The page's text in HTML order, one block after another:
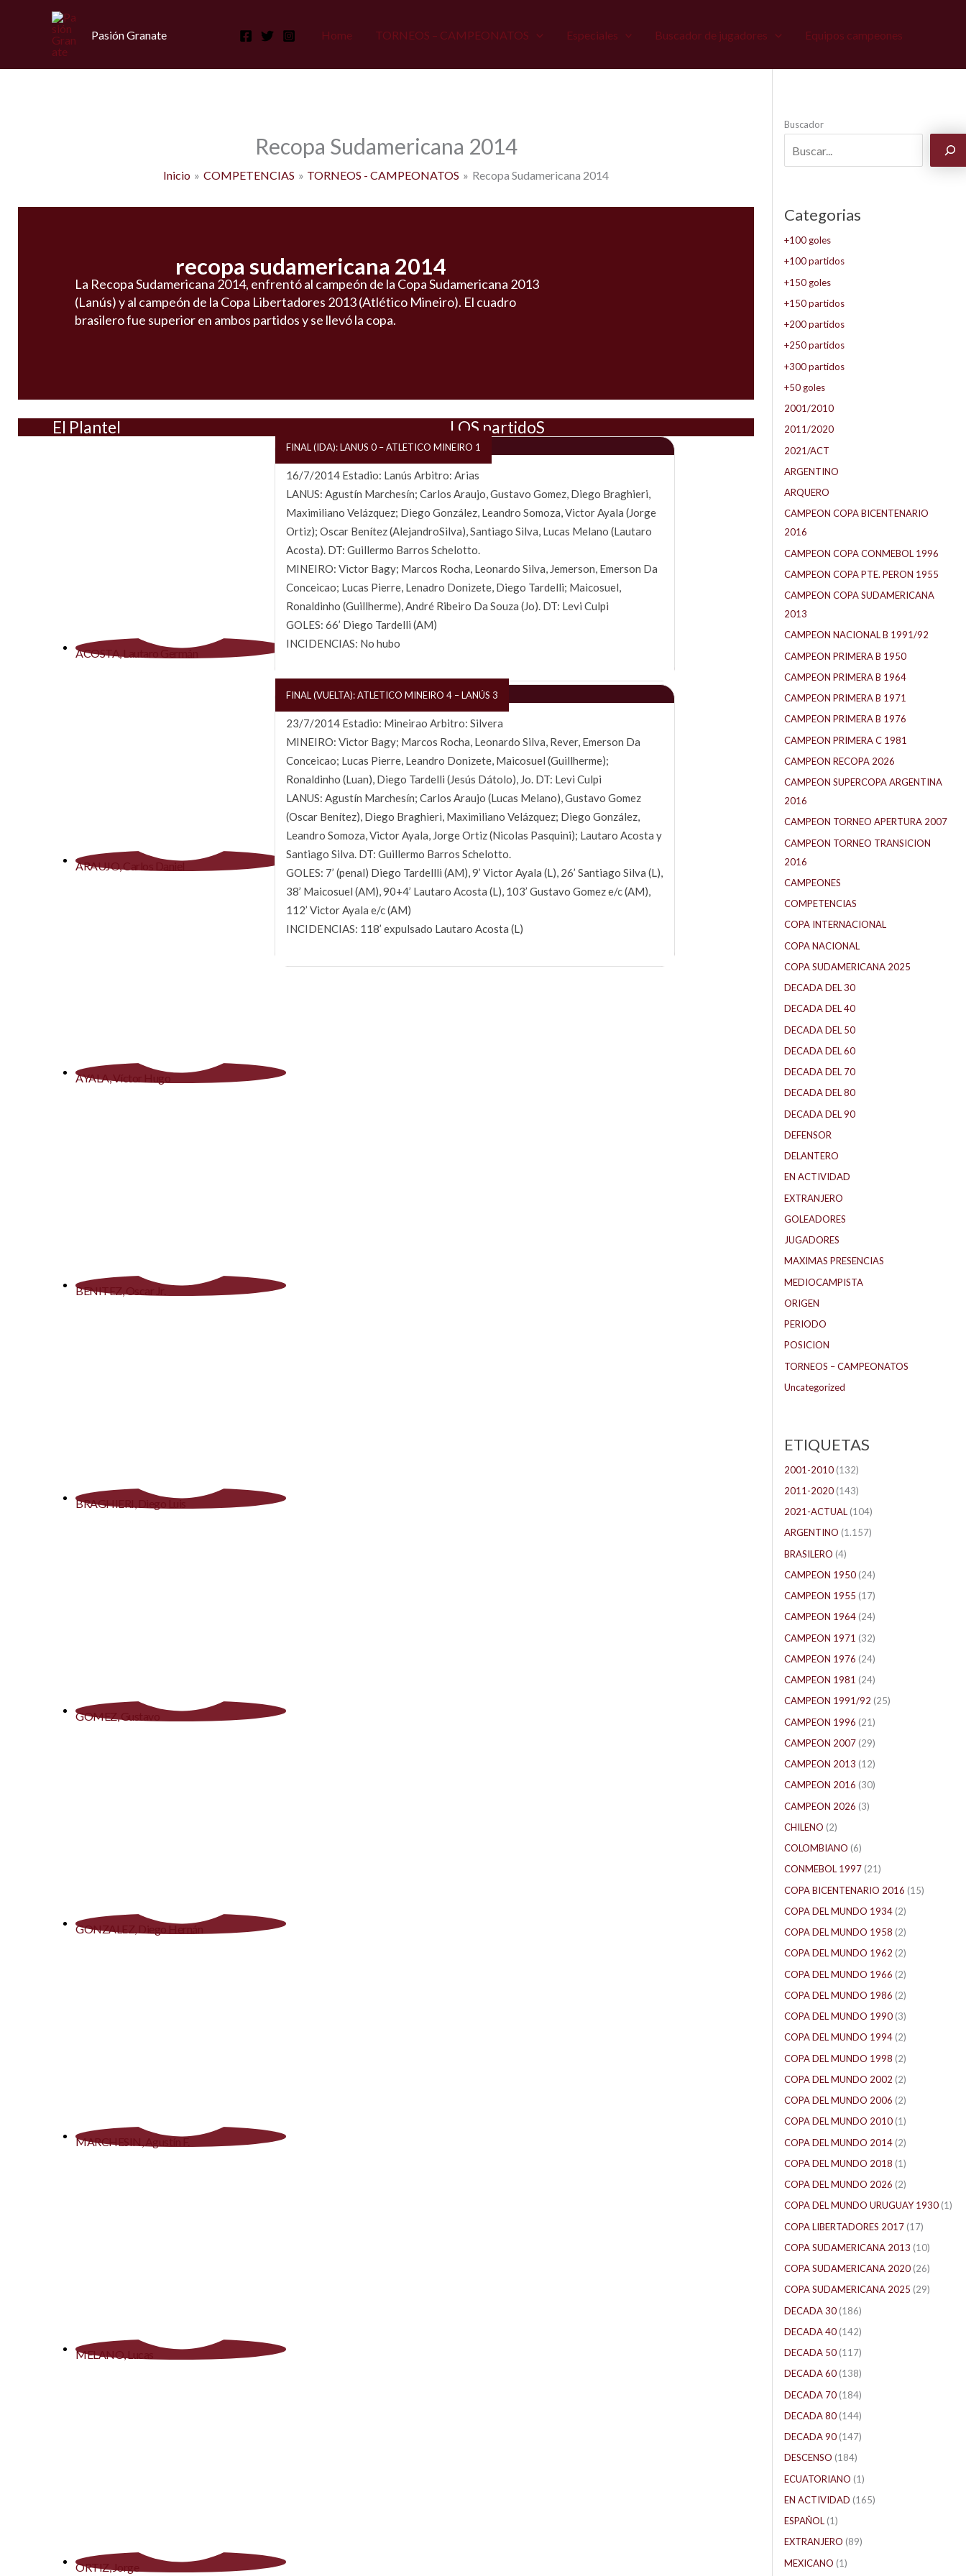
Pasión Granate Home TORNEOS – CAMPEONATOS Especiales Buscador de jugadores Equipos campeones
Recopa Sudamericana 2014
Inicio COMPETENCIAS TORNEOS - CAMPEONATOS Recopa Sudamericana 2014
recopa sudamericana 2014
La Recopa Sudamericana 2014, enfrentó al campeón de la Copa Sudamericana 2013
(Lanús) y al campeón de la Copa Libertadores 2013 (Atlético Mineiro). El cuadro
brasilero fue superior en ambos partidos y se llevó la copa.
El Plantel LOS partidoS
ACOSTA, Lautaro Germán
ARAUJO, Carlos Daniel
AYALA, Víctor Hugo
BENITEZ, Oscar Jr.
BRAGHIERI, Diego Luis
GOMEZ, Gustavo
GONZALEZ, Diego Hernán
MARCHESIN, Agustín F.
MELANO, Lucas
ORTIZ, Jorge
FINAL (IDA): LANUS 0 – ATLETICO MINEIRO 1
16/7/2014 Estadio: Lanús Arbitro: Arias
LANUS: Agustín Marchesín; Carlos Araujo, Gustavo Gomez, Diego Braghieri,
Maximiliano Velázquez; Diego González, Leandro Somoza, Victor Ayala (Jorge
Ortiz); Oscar Benítez (AlejandroSilva), Santiago Silva, Lucas Melano (Lautaro
Acosta). DT: Guillermo Barros Schelotto.
MINEIRO: Victor Bagy; Marcos Rocha, Leonardo Silva, Jemerson, Emerson Da
Conceicao; Lucas Pierre, Lenadro Donizete, Diego Tardelli; Maicosuel,
Ronaldinho (Guillherme), André Ribeiro Da Souza (Jo). DT: Levi Culpi
GOLES: 66’ Diego Tardelli (AM)
INCIDENCIAS: No hubo
FINAL (VUELTA): ATLETICO MINEIRO 4 – LANÚS 3
23/7/2014 Estadio: Mineirao Arbitro: Silvera
MINEIRO: Victor Bagy; Marcos Rocha, Leonardo Silva, Rever, Emerson Da
Conceicao; Lucas Pierre, Leandro Donizete, Maicosuel (Guillherme);
Ronaldinho (Luan), Diego Tardelli (Jesús Dátolo), Jo. DT: Levi Culpi
LANUS: Agustín Marchesín; Carlos Araujo (Lucas Melano), Gustavo Gomez
(Oscar Benítez), Diego Braghieri, Maximiliano Velázquez; Diego González,
Leandro Somoza, Victor Ayala, Jorge Ortiz (Nicolas Pasquini); Lautaro Acosta y
Santiago Silva. DT: Guillermo Barros Schelotto.
GOLES: 7’ (penal) Diego Tardellli (AM), 9’ Victor Ayala (L), 26’ Santiago Silva (L),
38’ Maicosuel (AM), 90+4’ Lautaro Acosta (L), 103’ Gustavo Gomez e/c (AM),
112’ Victor Ayala e/c (AM)
INCIDENCIAS: 118’ expulsado Lautaro Acosta (L)
Buscador
Categorias
+100 goles
+100 partidos
+150 goles
+150 partidos
+200 partidos
+250 partidos
+300 partidos
+50 goles
2001/2010
2011/2020
2021/ACT
ARGENTINO
ARQUERO
CAMPEON COPA BICENTENARIO
2016
CAMPEON COPA CONMEBOL 1996
CAMPEON COPA PTE. PERON 1955
CAMPEON COPA SUDAMERICANA
2013
CAMPEON NACIONAL B 1991/92
CAMPEON PRIMERA B 1950
CAMPEON PRIMERA B 1964
CAMPEON PRIMERA B 1971
CAMPEON PRIMERA B 1976
CAMPEON PRIMERA C 1981
CAMPEON RECOPA 2026
CAMPEON SUPERCOPA ARGENTINA
2016
CAMPEON TORNEO APERTURA 2007
CAMPEON TORNEO TRANSICION
2016
CAMPEONES
COMPETENCIAS
COPA INTERNACIONAL
COPA NACIONAL
COPA SUDAMERICANA 2025
DECADA DEL 30
DECADA DEL 40
DECADA DEL 50
DECADA DEL 60
DECADA DEL 70
DECADA DEL 80
DECADA DEL 90
DEFENSOR
DELANTERO
EN ACTIVIDAD
EXTRANJERO
GOLEADORES
JUGADORES
MAXIMAS PRESENCIAS
MEDIOCAMPISTA
ORIGEN
PERIODO
POSICION
TORNEOS – CAMPEONATOS
Uncategorized
ETIQUETAS
2001-2010 (132)
2011-2020 (143)
2021-ACTUAL (104)
ARGENTINO (1.157)
BRASILERO (4)
CAMPEON 1950 (24)
CAMPEON 1955 (17)
CAMPEON 1964 (24)
CAMPEON 1971 (32)
CAMPEON 1976 (24)
CAMPEON 1981 (24)
CAMPEON 1991/92 (25)
CAMPEON 1996 (21)
CAMPEON 2007 (29)
CAMPEON 2013 (12)
CAMPEON 2016 (30)
CAMPEON 2026 (3)
CHILENO (2)
COLOMBIANO (6)
CONMEBOL 1997 (21)
COPA BICENTENARIO 2016 (15)
COPA DEL MUNDO 1934 (2)
COPA DEL MUNDO 1958 (2)
COPA DEL MUNDO 1962 (2)
COPA DEL MUNDO 1966 (2)
COPA DEL MUNDO 1986 (2)
COPA DEL MUNDO 1990 (3)
COPA DEL MUNDO 1994 (2)
COPA DEL MUNDO 1998 (2)
COPA DEL MUNDO 2002 (2)
COPA DEL MUNDO 2006 (2)
COPA DEL MUNDO 2010 (1)
COPA DEL MUNDO 2014 (2)
COPA DEL MUNDO 2018 (1)
COPA DEL MUNDO 2026 (2)
COPA DEL MUNDO URUGUAY 1930 (1)
COPA LIBERTADORES 2017 (17)
COPA SUDAMERICANA 2013 (10)
COPA SUDAMERICANA 2020 (26)
COPA SUDAMERICANA 2025 (29)
DECADA 30 (186)
DECADA 40 (142)
DECADA 50 (117)
DECADA 60 (138)
DECADA 70 (184)
DECADA 80 (144)
DECADA 90 (147)
DESCENSO (184)
ECUATORIANO (1)
EN ACTIVIDAD (165)
ESPAÑOL (1)
EXTRANJERO (89)
MEXICANO (1)